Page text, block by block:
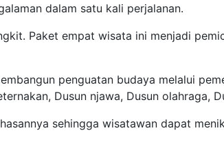
dalam satu kali perjalanan.
Paket empat wisata ini menjadi
penguatan budaya melalui
Dusun njawa, Dusun olahraga,
sehingga wisatawan dapat